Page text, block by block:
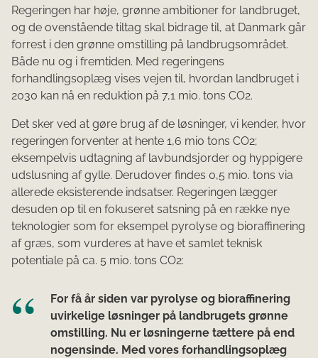
Regeringen har høje, grønne ambitioner for landbruget,
og de ovenstående tiltag skal bidrage til, at Danmark går
forrest i den grønne omstilling på landbrugsområdet.
Både nu og i fremtiden. Med regeringens
forhandlingsoplæg vises vejen til, hvordan landbruget i
2030 kan nå en reduktion på 7,1 mio. tons CO2.
Det sker ved at gøre brug af de løsninger, vi kender, hvor
regeringen forventer at hente 1,6 mio tons CO2;
eksempelvis udtagning af lavbundsjorder og hyppigere
udslusning af gylle. Derudover findes 0,5 mio. tons via
allerede eksisterende indsatser. Regeringen lægger
desuden op til en fokuseret satsning på en række nye
teknologier som for eksempel pyrolyse og bioraffinering
af græs, som vurderes at have et samlet teknisk
potentiale på ca. 5 mio. tons CO2:
For få år siden var pyrolyse og bioraffinering
uvirkelige løsninger på landbrugets grønne
omstilling. Nu er løsningerne tættere på end
nogensinde. Med vores forhandlingsoplæg